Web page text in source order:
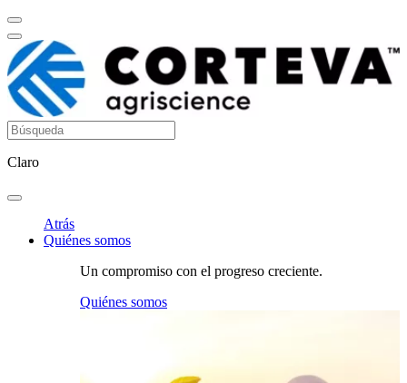
Claro
Atrás
Quiénes somos
Un compromiso con el progreso creciente.
Quiénes somos